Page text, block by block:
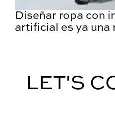
Diseñar ropa con
artificial es ya una
LET'S